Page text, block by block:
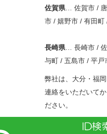
佐賀県 … 佐賀市 /
市 / 嬉野市 / 有田町
長崎県 … 長崎市 /
与町 / 五島市 / 平
弊社は、大分・福
連絡をいただいて
ださい。